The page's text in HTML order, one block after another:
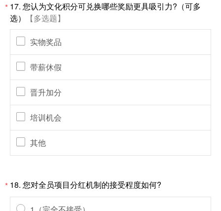
* 17. 您认为文化积分可兑换哪些奖励更具吸引力?（可多
选）
【多选题】
实物奖品
带薪休假
晋升加分
培训机会
其他
* 18. 您对全员项目分红机制的接受程度如何?